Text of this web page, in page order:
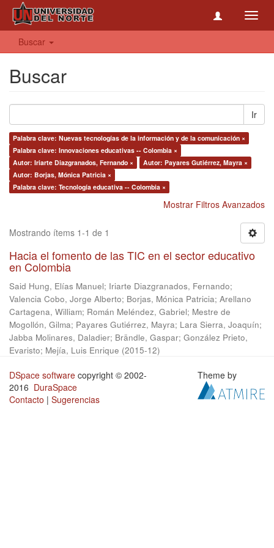
Buscar
Buscar
Ir
Palabra clave: Nuevas tecnologías de la información y de la comunicación ×
Palabra clave: Innovaciones educativas -- Colombia ×
Autor: Iriarte Diazgranados, Fernando ×
Autor: Payares Gutiérrez, Mayra ×
Autor: Borjas, Mónica Patricia ×
Palabra clave: Tecnología educativa -- Colombia ×
Mostrar Filtros Avanzados
Mostrando ítems 1-1 de 1
Hacia el fomento de las TIC en el sector educativo
en Colombia
Said Hung, Elías Manuel; Iriarte Diazgranados, Fernando;
Valencia Cobo, Jorge Alberto; Borjas, Mónica Patricia; Arellano
Cartagena, William; Román Meléndez, Gabriel; Mestre de
Mogollón, Gilma; Payares Gutiérrez, Mayra; Lara Sierra, Joaquín;
Jabba Molinares, Daladier; Brändle, Gaspar; González Prieto,
Evaristo; Mejía, Luis Enrique (2015-12)
DSpace software copyright © 2002-
2016 DuraSpace
Contacto | Sugerencias
Theme by